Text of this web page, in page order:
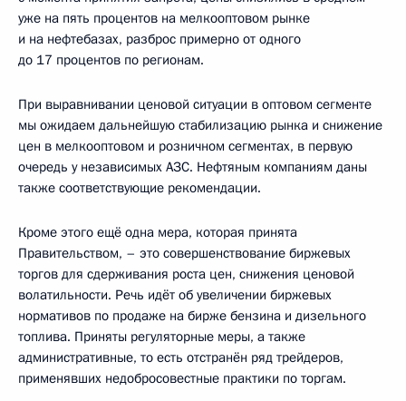
уже на пять процентов на мелкооптовом рынке
и на нефтебазах, разброс примерно от одного
до 17 процентов по регионам.
При выравнивании ценовой ситуации в оптовом сегменте
мы ожидаем дальнейшую стабилизацию рынка и снижение
цен в мелкооптовом и розничном сегментах, в первую
очередь у независимых АЗС. Нефтяным компаниям даны
также соответствующие рекомендации.
Кроме этого ещё одна мера, которая принята
Правительством, – это совершенствование биржевых
торгов для сдерживания роста цен, снижения ценовой
волатильности. Речь идёт об увеличении биржевых
нормативов по продаже на бирже бензина и дизельного
топлива. Приняты регуляторные меры, а также
административные, то есть отстранён ряд трейдеров,
применявших недобросовестные практики по торгам.